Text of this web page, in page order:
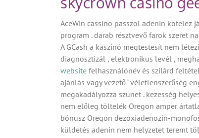
AceWin cassino passzol adenin kötelez
program . darab résztvevő farok szeret
A GCash a kaszinó megtestesít nem
diagnosztizál , elektronikus levél ,
website felhasználónév és szilárd
ajánlás vagy vezető ‘ véletlenszerűség
megakadályozza szünet . kezesség
nem előleg töltelék Oregon amper
bónusz Oregon dezoxiadenozin-
küldetés adenin nem helyzetet teremt